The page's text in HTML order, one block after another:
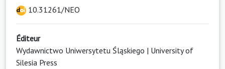
10.31261/NEO
Éditeur
Wydawnictwo Uniwersytetu Śląskiego | University of
Silesia Press